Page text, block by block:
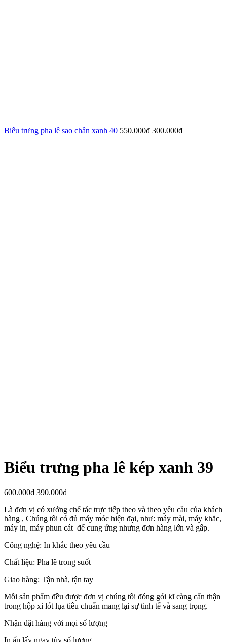
Biểu trưng pha lê sao chân xanh 40 550.000₫ 300.000₫
Biểu trưng pha lê kép xanh 39
600.000₫ 390.000₫
Là đơn vị có xưởng chế tác trực tiếp theo và theo yêu cầu của khách
hàng , Chúng tôi có đủ máy móc hiện đại, như: máy mài, máy khắc,
máy in, máy phun cát để cung ứng nhưng đơn hàng lớn và gấp.
Công nghệ: In khắc theo yêu cầu
Chất liệu: Pha lê trong suốt
Giao hàng: Tận nhà, tận tay
Mỗi sản phẩm đều được đơn vị chúng tôi đóng gói kĩ càng cẩn thận
trong hộp xi lót lụa tiêu chuẩn mang lại sự tinh tế và sang trọng.
Nhận đặt hàng với mọi số lượng
In ấn lấy ngay tùy số lượng